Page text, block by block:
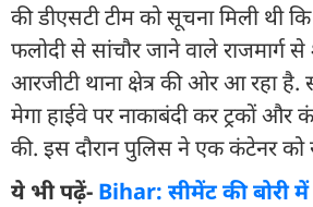
की डीएसटी टीम को सूचना मिली थी
फलोदी से सांचौर जाने वाले राजमार्ग
आरजीटी थाना क्षेत्र की ओर आ रहा
मेगा हाईवे पर नाकाबंदी कर ट्रकों और
की. इस दौरान पुलिस ने एक कंटेनर को
ये भी पढ़ें- Bihar: सीमेंट की बोरी में